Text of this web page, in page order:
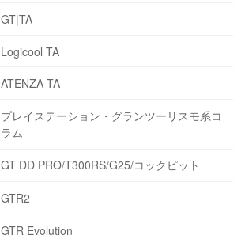
GT|TA
Logicool TA
ATENZA TA
プレイステーション・グランツーリスモ系コ
ラム
GT DD PRO/T300RS/G25/コックピット
GTR2
GTR Evolution